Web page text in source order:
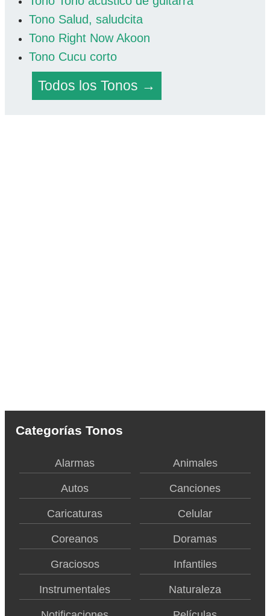
Tono Salud, saludcita
Tono Right Now Akoon
Tono Cucu corto
Todos los Tonos →
Categorías Tonos
Alarmas Animales
Autos Canciones
Caricaturas Celular
Coreanos Doramas
Graciosos Infantiles
Instrumentales Naturaleza